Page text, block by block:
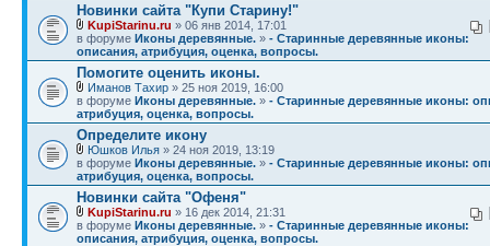
Новинки сайта "Купи Старину!"
KupiStarinu.ru » 06 янв 2014, 17:01
в форуме Иконы деревянные. » - Старинные деревянные иконы:
описания, атрибуция, оценка, вопросы.
Помогите оценить иконы.
Иманов Тахир » 25 ноя 2019, 16:00
в форуме Иконы деревянные. » - Старинные деревянные иконы:
атрибуция, оценка, вопросы.
Определите икону
Юшков Илья » 24 ноя 2019, 13:19
в форуме Иконы деревянные. » - Старинные деревянные иконы:
атрибуция, оценка, вопросы.
Новинки сайта "Офеня"
KupiStarinu.ru » 16 дек 2014, 21:31
в форуме Иконы деревянные. » - Старинные деревянные иконы:
описания, атрибуция, оценка, вопросы.